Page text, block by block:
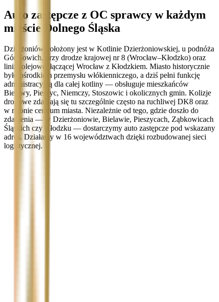
Auto zastępcze z OC sprawcy w każdym
mieście Dolnego Śląska
Dzierżoniów położony jest w Kotlinie Dzierżoniowskiej, u podnóża
Gór Sowich, przy drodze krajowej nr 8 (Wrocław–Kłodzko) oraz
linii kolejowej łączącej Wrocław z Kłodzkiem. Miasto historycznie
było ośrodkiem przemysłu włókienniczego, a dziś pełni funkcję
administracyjną dla całej kotliny — obsługuje mieszkańców
Bielawy, Pieszyc, Niemczy, Stoszowic i okolicznych gmin. Kolizje
drogowe zdarzają się tu szczególnie często na ruchliwej DK8 oraz
w rejonie centrum miasta. Niezależnie od tego, gdzie doszło do
zdarzenia — w Dzierżoniowie, Bielawie, Pieszycach, Ząbkowicach
Śląskich czy Kłodzku — dostarczymy auto zastępcze pod wskazany
adres. Działamy w 16 województwach dzięki rozbudowanej sieci
logistycznej.